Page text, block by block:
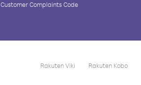
Customer Complaints Code
Rakuten Viki Rakuten Kobo